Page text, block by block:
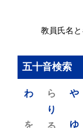
教員氏名
五十音検索
や
ゆ
ら
り
る
わ
を